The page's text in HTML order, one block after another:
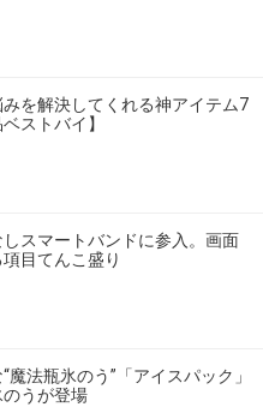
を解決してくれる神アイテム7
ストバイ】
スマートバンドに参入。画面
目てんこ盛り
魔法瓶氷のう”「アイスパック」
うが登場